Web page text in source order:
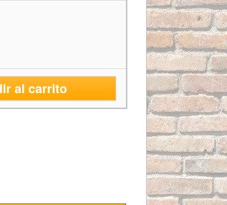
al carrito